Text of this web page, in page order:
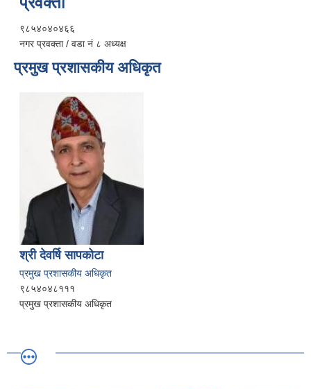
९८५४०४०४६६
नगर प्रवक्ता / वडा नं ८ अध्यक्ष
प्रमुख प्रशासकीय अधिकृत
श्री देवर्षि सापकोटा
प्रमुख प्रशासकीय अधिकृत
९८५४०४८१११
प्रमुख प्रशासकीय अधिकृत